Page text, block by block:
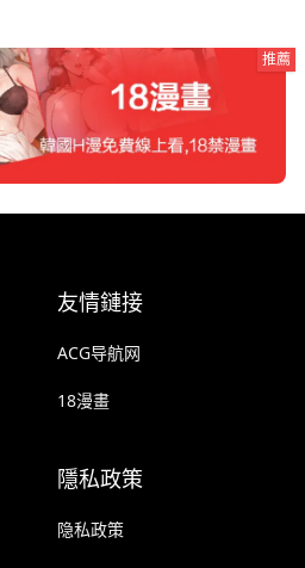
推薦
友情鏈接
ACG导航网
18漫畫
隱私政策
隐私政策